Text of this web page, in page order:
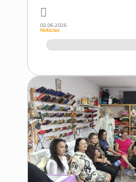
02.06.2026
Notícias